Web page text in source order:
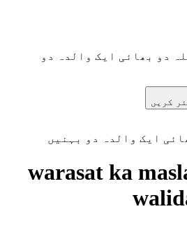
دو بھائی ایک والدہ دو
کریں
ایک والدہ دو بہنیں
warasat ka